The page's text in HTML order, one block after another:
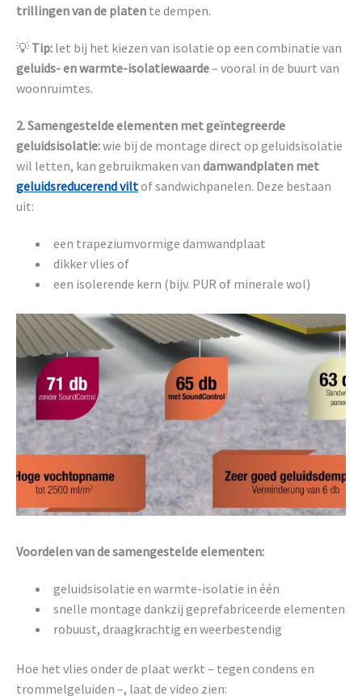
trillingen van de platen te dempen.
💡 Tip: let bij het kiezen van isolatie op een combinatie van
geluids- en warmte-isolatiewaarde– vooral in de buurt van
woonruimtes.
2. Samengestelde elementen met geïntegreerde
geluidsisolatie:wie bij de montage direct op geluidsisolatie
wil letten, kan gebruikmaken van damwandplaten met
geluidsreducerend viltof sandwichpanelen. Deze bestaan
uit:
een trapeziumvormige damwandplaat
dikker vlies of
een isolerende kern (bijv. PUR of minerale wol)
Voordelen van de samengestelde elementen:
geluidsisolatie en warmte-isolatie in één
snelle montage dankzij geprefabriceerde elementen
robuust, draagkrachtig en weerbestendig
Hoe het vlies onder de plaat werkt – tegen condens en
trommelgeluiden –, laat de video zien: